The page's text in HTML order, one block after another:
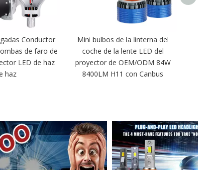
Conductor
de faro de
LED de haz
haz
Mini bulbos de la linterna del
coche de la lente LED del
proyector de OEM/ODM 84W
8400LM H11 con Canbus